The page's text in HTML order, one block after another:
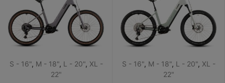
S - 16", M - 18", L - 20", XL -
22"
S - 16", M - 18", L - 20", XL -
22"